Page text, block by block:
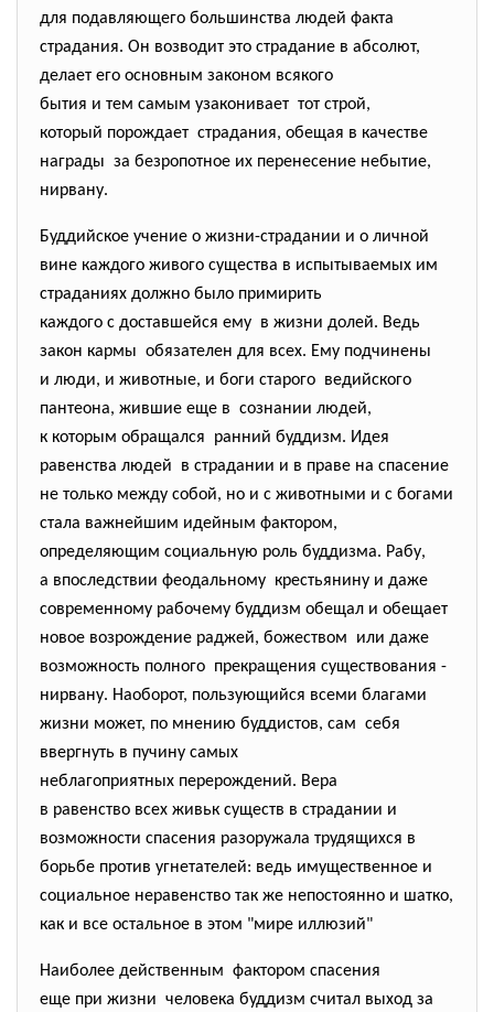
для подавляющего большинства людей факта
страдания. Он возводит это страдание в абсолют,
делает его основным законом всякого
бытия и тем самым узаконивает тот строй,
который порождает страдания, обещая в качестве
награды за безропотное их перенесение небытие,
нирвану.
Буддийское учение о жизни-страдании и о личной
вине каждого живого существа в испытываемых им
страданиях должно было примирить
каждого с доставшейся ему в жизни долей. Ведь
закон кармы обязателен для всех. Ему подчинены
и люди, и животные, и боги старого ведийского
пантеона, жившие еще в сознании людей,
к которым обращался ранний буддизм. Идея
равенства людей в страдании и в праве на спасение
не только между собой, но и с животными и с богами
стала важнейшим идейным фактором,
определяющим социальную роль буддизма. Рабу,
а впоследствии феодальному крестьянину и даже
современному рабочему буддизм обещал и обещает
новое возрождение раджей, божеством или даже
возможность полного прекращения существования -
нирвану. Наоборот, пользующийся всеми благами
жизни может, по мнению буддистов, сам себя
ввергнуть в пучину самых
неблагоприятных перерождений. Вера
в равенство всех живьк существ в страдании и
возможности спасения разоружала трудящихся в
борьбе против угнетателей: ведь имущественное и
социальное неравенство так же непостоянно и шатко,
как и все остальное в этом "мире иллюзий"
Наиболее действенным фактором спасения
еще при жизни человека буддизм считал выход за